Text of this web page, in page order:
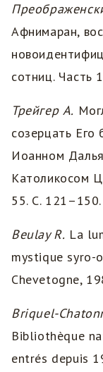
Афнимаран,
сотниц. Часть
Трейгер А.
созерцать
Иоанном
Католикосом
55. С. 121–150.
Beulay R. La
mystique syro-
Chevetogne,
Briquel-
Bibliothèque
entrés depuis